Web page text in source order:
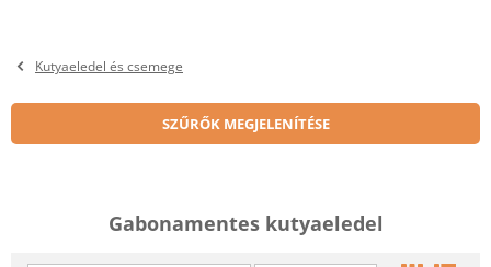
Kutyaeledel és csemege
SZŰRŐK MEGJELENÍTÉSE
Gabonamentes kutyaeledel